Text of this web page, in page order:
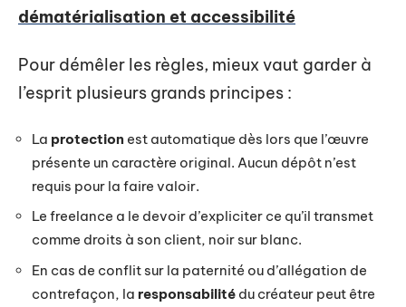
dématérialisation et accessibilité
Pour démêler les règles, mieux vaut garder à
l’esprit plusieurs grands principes :
La protection est automatique dès lors que l’œuvre
présente un caractère original. Aucun dépôt n’est
requis pour la faire valoir.
Le freelance a le devoir d’expliciter ce qu’il transmet
comme droits à son client, noir sur blanc.
En cas de conflit sur la paternité ou d’allégation de
contrefaçon, la responsabilité du créateur peut être